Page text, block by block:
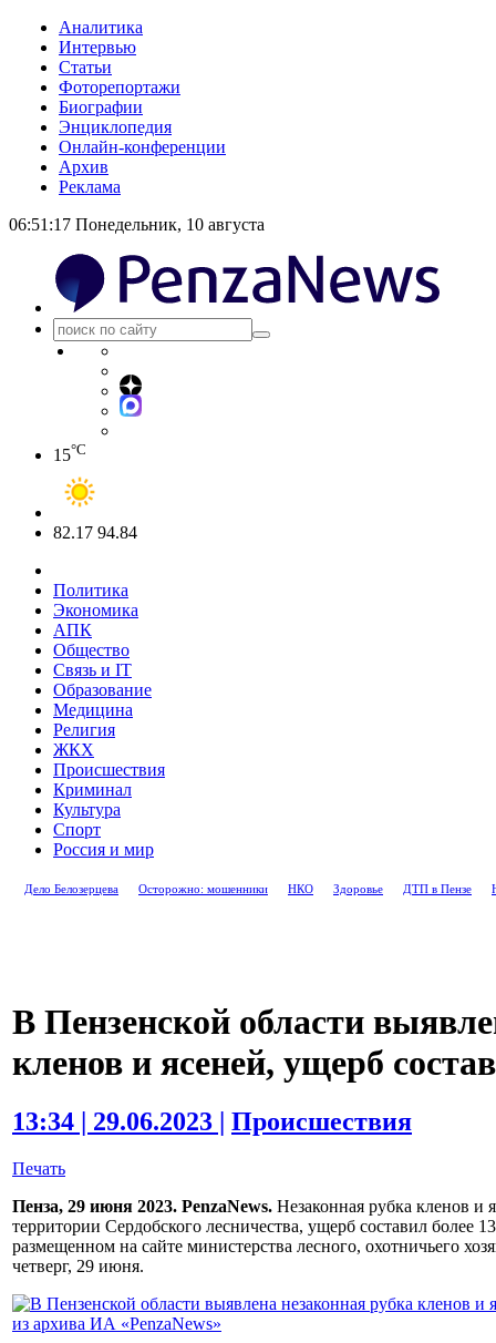
Аналитика
Интервью
Статьи
Фоторепортажи
Биографии
Энциклопедия
Онлайн-конференции
Архив
Реклама
06:51:17 Понедельник, 10 августа
15°C
82.17 94.84
Политика
Экономика
АПК
Общество
Связь и IT
Образование
Медицина
Религия
ЖКХ
Происшествия
Криминал
Культура
Спорт
Россия и мир
Дело Белозерцева Осторожно: мошенники НКО Здоровье ДТП в Пензе
В Пензенской области
кленов и ясеней, ущерб
13:34 | 29.06.2023 | Происшествия
Печать
Пенза, 29 июня 2023. PenzaNews. Незаконная рубка кленов и
территории Сердобского лесничества, ущерб составил более
размещенном на сайте министерства лесного, охотничьего
четверг, 29 июня.